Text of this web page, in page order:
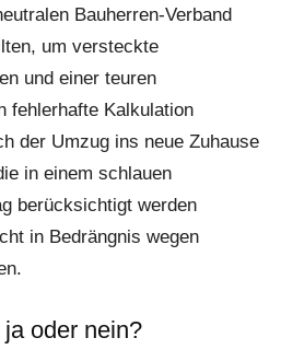
Bauherren-Verband
um versteckte
und einer teuren
fehlerhafte Kalkulation
der Umzug ins neue Zuhause
in einem schlauen
berücksichtigt werden
in Bedrängnis wegen
oder nein?